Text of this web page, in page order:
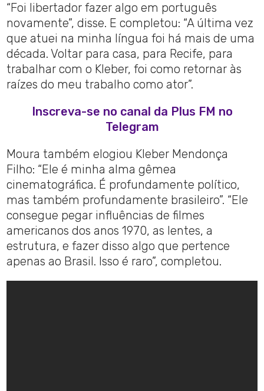
“Foi libertador fazer algo em português
novamente”, disse. E completou: “A última vez
que atuei na minha língua foi há mais de uma
década. Voltar para casa, para Recife, para
trabalhar com o Kleber, foi como retornar às
raízes do meu trabalho como ator”.
Inscreva-se no canal da Plus FM no
Telegram
Moura também elogiou Kleber Mendonça
Filho: “Ele é minha alma gêmea
cinematográfica. É profundamente político,
mas também profundamente brasileiro”. “Ele
consegue pegar influências de filmes
americanos dos anos 1970, as lentes, a
estrutura, e fazer disso algo que pertence
apenas ao Brasil. Isso é raro”, completou.